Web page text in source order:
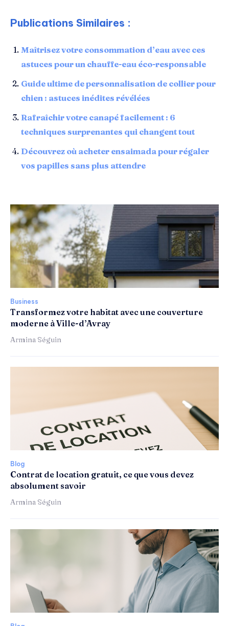
Publications Similaires :
Maîtrisez votre consommation d’eau avec ces
astuces pour un chauffe-eau éco-responsable
Guide ultime de personnalisation de collier pour
chien : astuces inédites révélées
Rafraîchir votre canapé facilement : 6
techniques surprenantes qui changent tout
Découvrez où acheter ensaimada pour régaler
vos papilles sans plus attendre
Business
Transformez votre habitat avec une couverture
moderne à Ville-d’Avray
Armina Séguin
Blog
Contrat de location gratuit, ce que vous devez
absolument savoir
Armina Séguin